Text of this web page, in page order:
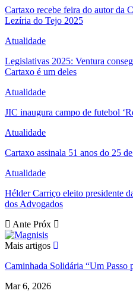
Cartaxo recebe feira do autor da
Lezíria do Tejo 2025
Atualidade
Legislativas 2025: Ventura
Cartaxo é um deles
Atualidade
JIC inaugura campo de futebol
Atualidade
Cartaxo assinala 51 anos do 25
Atualidade
Hélder Carriço eleito presidente
dos Advogados
Ante Próx
Mais artigos
Caminhada Solidária “Um Passo
Mar 6, 2026